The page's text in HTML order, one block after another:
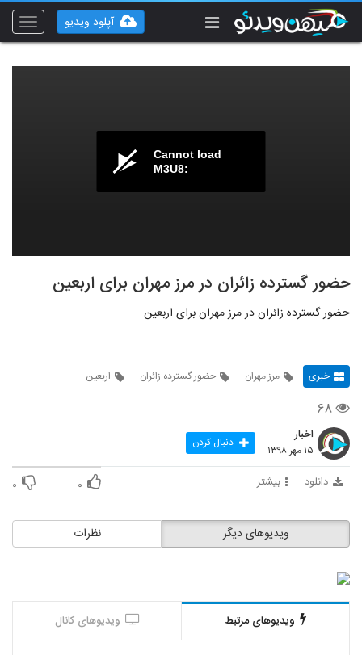
Toggle
آپلود ویدیو
Cannot load
M3U8:
حضور گسترده زائران در مرز مهران برای اربعین
حضور گسترده زائران در مرز مهران برای اربعین
خبری مرز مهران حضور گسترده زائران اربعین
۶۸
اخبار
۱۵ مهر ۱۳۹۸ دنبال کردن
دانلود بیشتر ۰ ۰
نظرات ویدیوهای دیگر
ویدیوهای مرتبط ویدیوهای کانال